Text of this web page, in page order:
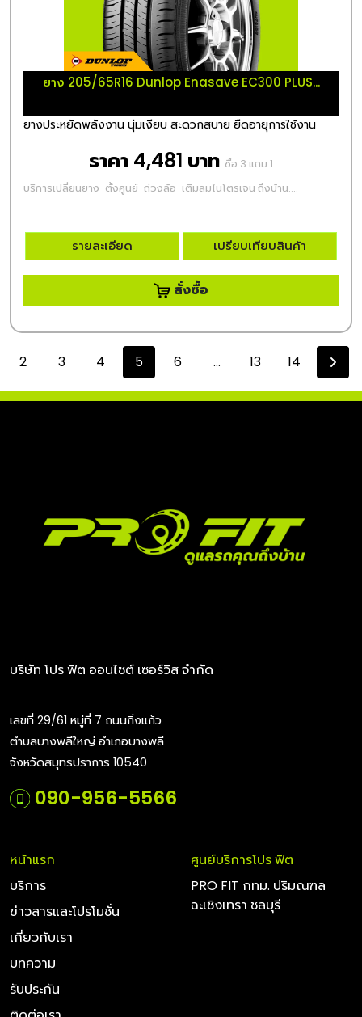
ยาง 205/65R16 Dunlop Enasave EC300 PLUS...
ยางประหยัดพลังงาน นุ่มเงียบ สะดวกสบาย ยืดอายุการใช้งาน
ราคา 4,481 บาท ซื้อ 3 แถม 1
บริการเปลี่ยนยาง-ตั้งศูนย์-ถ่วงล้อ-เติมลมไนโตรเจน ถึงบ้าน....
รายละเอียด เปรียบเทียบสินค้า
สั่งซื้อ
2 3 4 5 6 ... 13 14
บริษัท โปร ฟิต ออนไซต์ เซอร์วิส จำกัด
เลขที่ 29/61 หมู่ที่ 7 ถนนกิ่งแก้ว
ตำบลบางพลีใหญ่ อำเภอบางพลี
จังหวัดสมุทรปราการ 10540
090-956-5566
หน้าแรก
บริการ
ข่าวสารและโปรโมชั่น
เกี่ยวกับเรา
บทความ
รับประกัน
ศูนย์บริการโปร ฟิต
PRO FIT กทม. ปริมณฑล
ฉะเชิงเทรา ชลบุรี